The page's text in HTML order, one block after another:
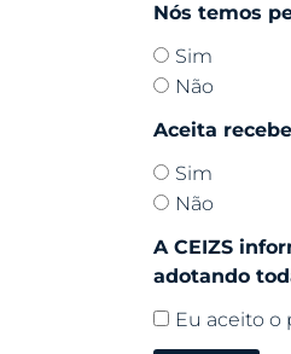
Nós temos
Sim
Não
Aceita
Sim
Não
A CEIZS
adotando
Eu aceito o